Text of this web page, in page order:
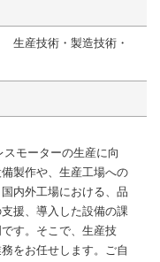
産技術・製造技術・
モーターの生産に向
製作や、生産工場への
内外工場における、品
援、導入した設備の課
す。そこで、生産技
をお任せします。ご自